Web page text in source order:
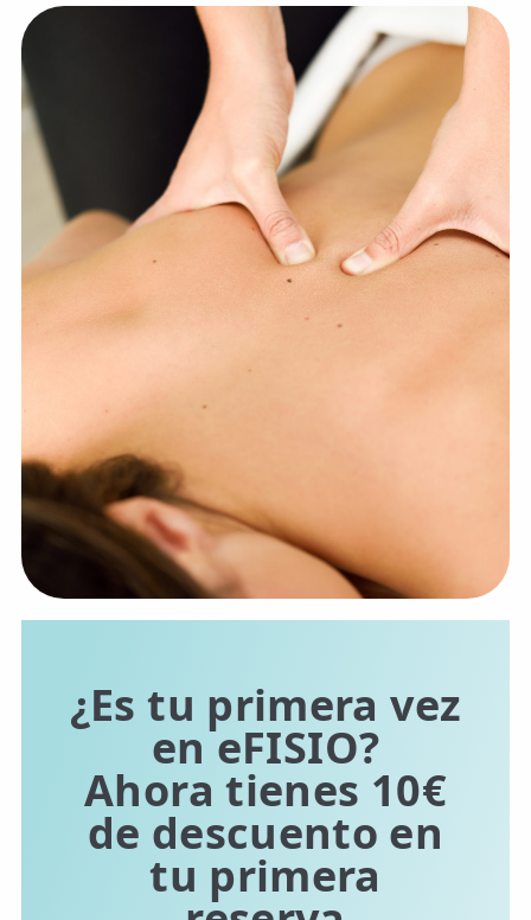
💆‍♀️ Tratamientos
😓 Síntomas
📅 Pedir Cita
📰 Blog
🏢 Empresas
🔍 Buscador Clínicas
📍 Chamberí - Centro
📍 Barrio Salamanca
📍 Carabanchel - Usera
📍 Bravo Murillo
🛍️ Tienda Bonos
🛍️ Tienda Productos Fisioterapia
🎁 Tarjetas Regalo
🛒 Carrito
¿Es tu primera vez
en eFISIO?
Ahora tienes 10€
de descuento en
tu primera